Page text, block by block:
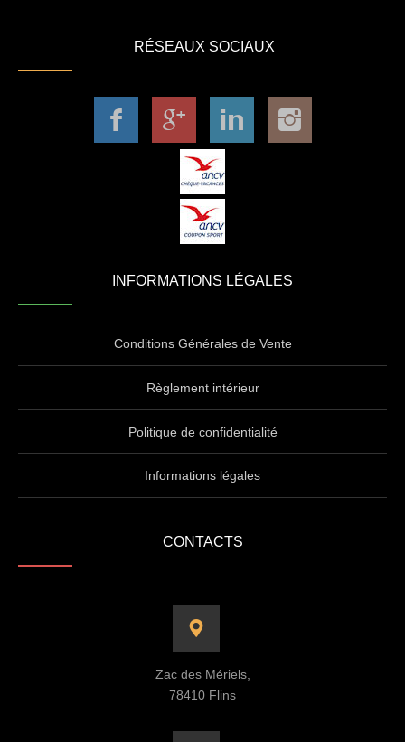
RÉSEAUX SOCIAUX
INFORMATIONS LÉGALES
Conditions Générales de Vente
Règlement intérieur
Politique de confidentialité
Informations légales
CONTACTS
Zac des Mériels,
78410 Flins